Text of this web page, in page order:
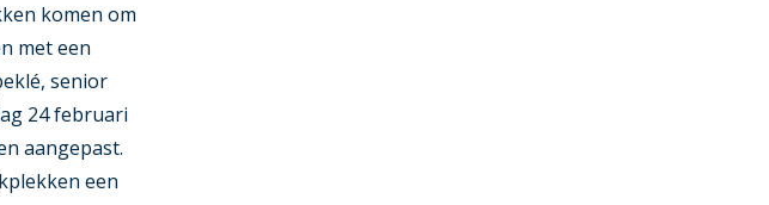
komen om
met een
senior
24 februari
aangepast.
een